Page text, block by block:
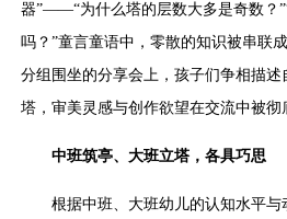
器”——“为什么塔的层数大多是奇数？
吗？”童言童语中，零散的知识被串联
分组围坐的分享会上，孩子们争相描
塔，审美灵感与创作欲望在交流中被彻
中班筑亭、大班立塔，各具巧思
根据中班、大班幼儿的认知水平与